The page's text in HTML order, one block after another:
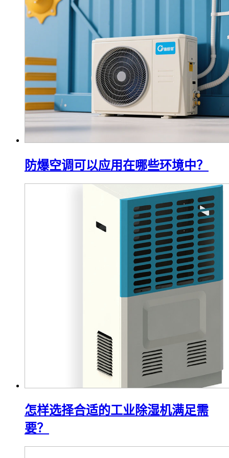
防爆空调可以应用在哪些环境中？
怎样选择合适的工业除湿机满足需
要？